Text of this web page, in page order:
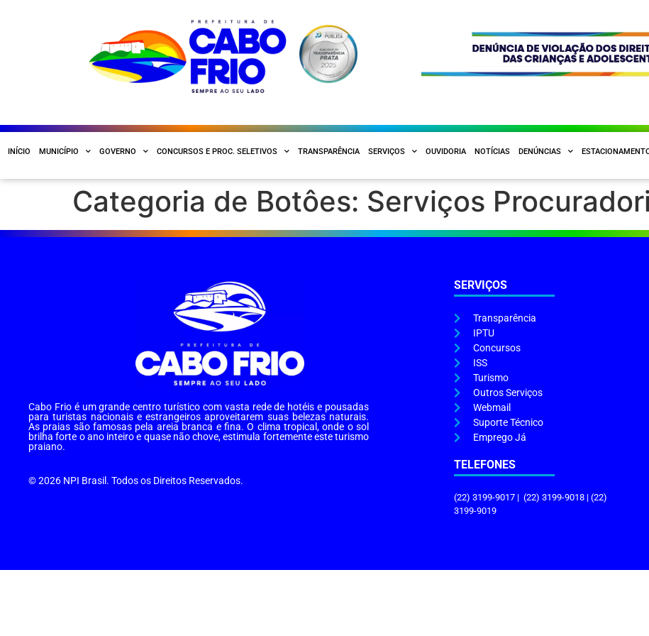
INÍCIO MUNICÍPIO GOVERNO CONCURSOS E PROC. SELETIVOS TRANSPARÊNCIA SERVIÇOS OUVIDORIA NOTÍCIAS DENÚNCIAS
Categoria de Botôes: Serviços
Cabo Frio é um grande centro turístico com vasta rede de hotéis e pousadas
para turistas nacionais e estrangeiros aproveitarem suas belezas naturais.
As praias são famosas pela areia branca e fina. O clima tropical, onde o sol
brilha forte o ano inteiro e quase não chove, estimula fortemente este turismo
praiano.
© 2026 NPI Brasil. Todos os Direitos Reservados.
SERVIÇOS
Transparência
IPTU
Concursos
ISS
Turismo
Outros Serviços
Webmail
Suporte Técnico
Emprego Já
TELEFONES
(22) 3199-9017 | (22) 3199-9018 | (22)
3199-9019